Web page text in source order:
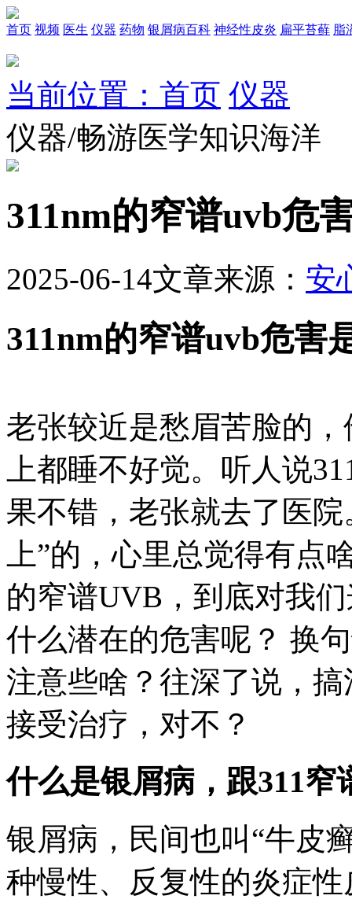
首页 视频 医生 仪器 药物 银屑病百科 神经性皮炎 扁平苔藓 脂
当前位置：首页 仪器
仪器/畅游医学知识海洋
311nm的窄谱uvb危
2025-06-14文章来源： 安
311nm的窄谱uvb危害
老张较近是愁眉苦脸的
上都睡不好觉。听人说
果不错，老张就去了医
上”的，心里总觉得有点
的窄谱UVB，到底对我
什么潜在的危害呢？ 换
注意些啥？往深了说，
接受治疗，对不？
什么是银屑病，跟311
银屑病，民间也叫“牛皮
种慢性、反复性的炎症